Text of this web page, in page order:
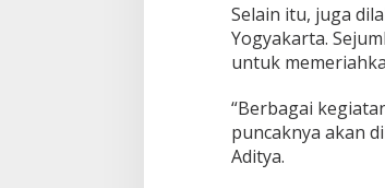
t
i
o
i
a
Selain itu, juga
Yogyakarta.
untuk
“Berbagai
puncaknya akan
Aditya.